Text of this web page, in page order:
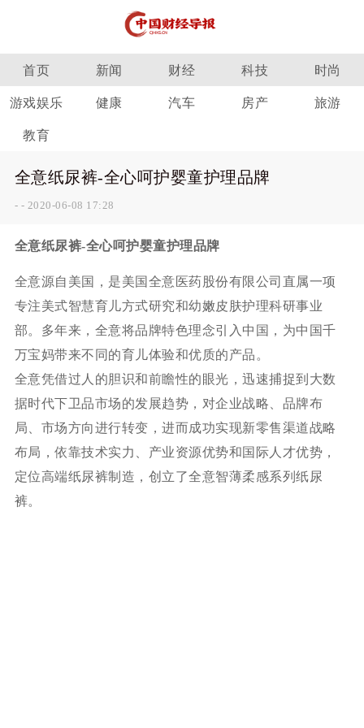
首页 新闻 财经 科技 时尚
游戏娱乐 健康 汽车 房产 旅游
教育
全意纸尿裤-全心呵护婴童护理品牌
- - 2020-06-08 17:28
全意纸尿裤-全心呵护婴童护理品牌
全意源自美国，是美国全意医药股份有限公司直属一项
专注美式智慧育儿方式研究和幼嫩皮肤护理科研事业
部。多年来，全意将品牌特色理念引入中国，为中国千
万宝妈带来不同的育儿体验和优质的产品。
全意凭借过人的胆识和前瞻性的眼光，迅速捕捉到大数
据时代下卫品市场的发展趋势，对企业战略、品牌布
局、市场方向进行转变，进而成功实现新零售渠道战略
布局，依靠技术实力、产业资源优势和国际人才优势，
定位高端纸尿裤制造，创立了全意智薄柔感系列纸尿
裤。